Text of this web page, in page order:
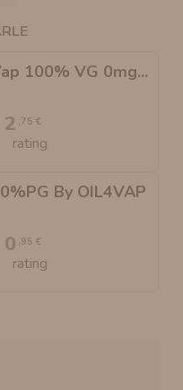
100% VG 0mg...
2 ,75 €
By OIL4VAP
0 ,95 €